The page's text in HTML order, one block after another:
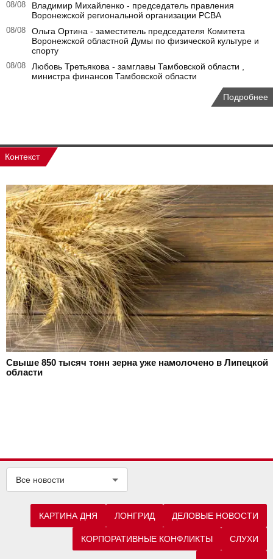
08/08
Владимир Михайленко - председатель правления
Воронежской региональной организации РСВА
08/08
Ольга Ортина - заместитель председателя Комитета
Воронежской областной Думы по физической культуре и
спорту
08/08
Любовь Третьякова - замглавы Тамбовской области ,
министра финансов Тамбовской области
Подробнее
Контекст
Свыше 850 тысяч тонн зерна уже намолочено в Липецкой
области
Все новости
КАРТИНА ДНЯ ЛОНГРИД ДЕЛОВЫЕ НОВОСТИ
КОРПОРАТИВНЫЕ КОНФЛИКТЫ СЛУХИ